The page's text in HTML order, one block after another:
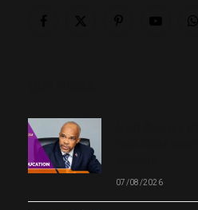
07/08/2026